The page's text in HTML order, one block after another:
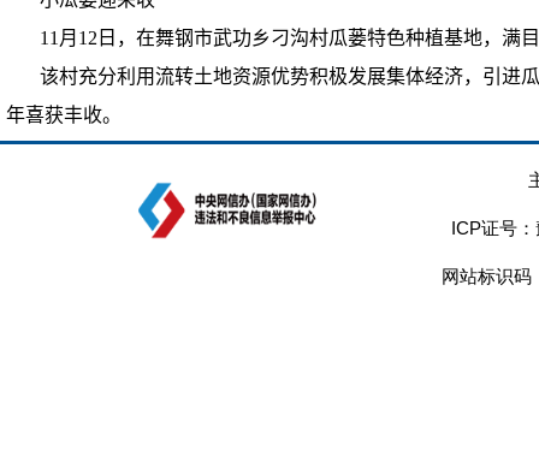
11月12日，在舞钢市武功乡刁沟村瓜蒌特色种植基地，满
该村充分利用流转土地资源优势积极发展集体经济，引进
年喜获丰收。
ICP证号：
网站标识码